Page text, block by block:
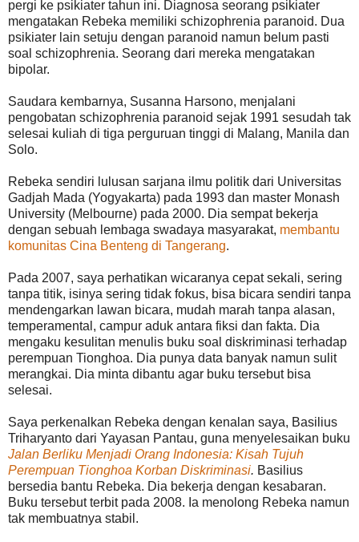
pergi ke psikiater tahun ini. Diagnosa seorang psikiater
mengatakan Rebeka memiliki schizophrenia paranoid. Dua
psikiater lain setuju dengan paranoid namun belum pasti
soal schizophrenia. Seorang dari mereka mengatakan
bipolar.
Saudara kembarnya, Susanna Harsono, menjalani
pengobatan schizophrenia paranoid sejak 1991 sesudah tak
selesai kuliah di tiga perguruan tinggi di Malang, Manila dan
Solo.
Rebeka sendiri lulusan sarjana ilmu politik dari Universitas
Gadjah Mada (Yogyakarta) pada 1993 dan master Monash
University (Melbourne) pada 2000. Dia sempat bekerja
dengan sebuah lembaga swadaya masyarakat, membantu
komunitas Cina Benteng di Tangerang.
Pada 2007, saya perhatikan wicaranya cepat sekali, sering
tanpa titik, isinya sering tidak fokus, bisa bicara sendiri tanpa
mendengarkan lawan bicara, mudah marah tanpa alasan,
temperamental, campur aduk antara fiksi dan fakta. Dia
mengaku kesulitan menulis buku soal diskriminasi terhadap
perempuan Tionghoa. Dia punya data banyak namun sulit
merangkai. Dia minta dibantu agar buku tersebut bisa
selesai.
Saya perkenalkan Rebeka dengan kenalan saya, Basilius
Triharyanto dari Yayasan Pantau, guna menyelesaikan buku
Jalan Berliku Menjadi Orang Indonesia: Kisah Tujuh
Perempuan Tionghoa Korban Diskriminasi. Basilius
bersedia bantu Rebeka. Dia bekerja dengan kesabaran.
Buku tersebut terbit pada 2008. Ia menolong Rebeka namun
tak membuatnya stabil.